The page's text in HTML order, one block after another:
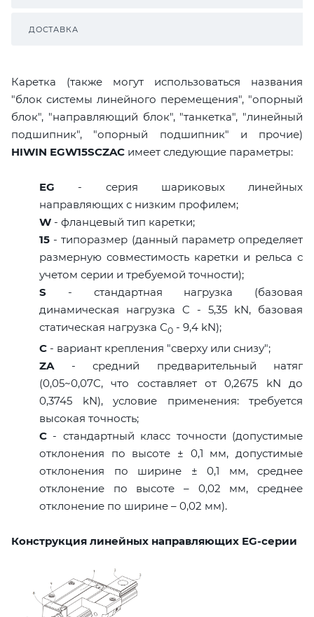
ДОСТАВКА
Каретка (также могут использоваться названия
"блок системы линейного перемещения", "опорный
блок", "направляющий блок", "танкетка", "линейный
подшипник", "опорный подшипник" и прочие)
HIWIN EGW15SCZAC имеет следующие параметры:
EG - серия шариковых линейных
направляющих с низким профилем;
W - фланцевый тип каретки;
15 - типоразмер (данный параметр определяет
размерную совместимость каретки и рельса с
учетом серии и требуемой точности);
S - стандартная нагрузка (базовая
динамическая нагрузка C - 5,35 kN, базовая
статическая нагрузка С0 - 9,4 kN);
C - вариант крепления "сверху или снизу";
ZA- средний предварительный натяг
(0,05~0,07C, что составляет от 0,2675 kN до
0,3745 kN), условие применения: требуется
высокая точность;
C - стандартный класс точности (допустимые
отклонения по высоте ± 0,1 мм, допустимые
отклонения по ширине ± 0,1 мм, среднее
отклонение по высоте – 0,02 мм, среднее
отклонение по ширине – 0,02 мм).
Конструкция линейных направляющих EG-серии